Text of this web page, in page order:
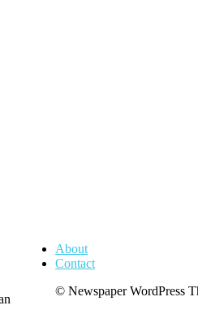
About
Contact
© Newspaper WordPress